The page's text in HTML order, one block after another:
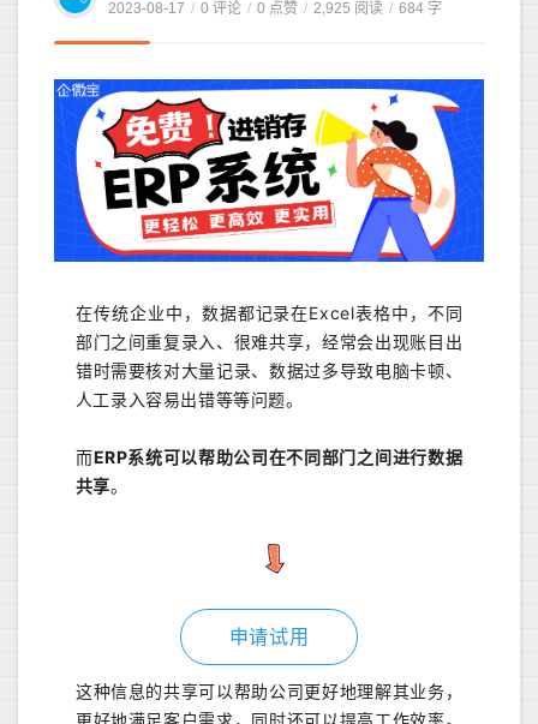
2023-08-17 / 0 评论 / 0 点赞 / 2,925 阅读 / 684 字
在传统企业中，数据都记录在Excel表格中，不同
部门之间重复录入、很难共享，经常会出现账目出
错时需要核对大量记录、数据过多导致电脑卡顿、
人工录入容易出错等等问题。
而ERP系统可以帮助公司在不同部门之间进行数据
共享。
申请试用
这种信息的共享可以帮助公司更好地理解其业务，